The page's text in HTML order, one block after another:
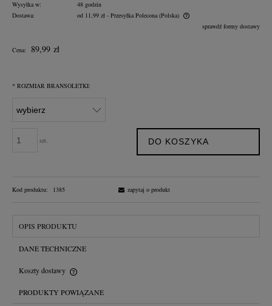
Wysyłka w:
48 godzin
Dostawa:
od 11,99 zł - Przesyłka Polecona (Polska)
sprawdź formy dostawy
Cena: 89,99 zł
* ROZMIAR BRANSOLETKI:
szt. DO KOSZYKA
Kod produktu: 1385 zapytaj o produkt
OPIS PRODUKTU
DANE TECHNICZNE
Koszty dostawy
Cena nie zawiera ewentualnych kosztów płatności
PRODUKTY POWIĄZANE